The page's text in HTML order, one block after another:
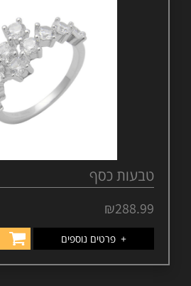
טבעות כסף
₪288.99
+ פרטים נוספים